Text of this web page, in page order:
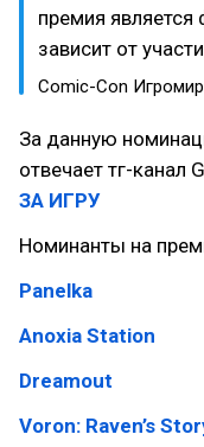
премия является
зависит от
Comic-Con Игромир
За данную
отвечает тг-канал
ЗА ИГРУ
Номинанты на
Panelka
Anoxia Station
Dreamout
Voron: Raven’s